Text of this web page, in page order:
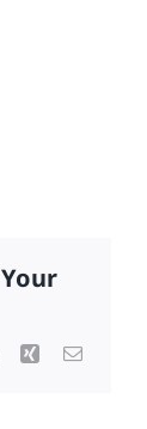
Xing Email